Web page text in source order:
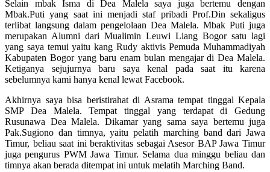
Selain mbak Isma di Dea Malela saya juga bertemu dengan
Mbak.Puti yang saat ini menjadi staf pribadi Prof.Din sekaligus
terlibat langsung dalam pengelolaan Dea Malela. Mbak Puti juga
merupakan Alumni dari Mualimin Leuwi Liang Bogor satu lagi
yang saya temui yaitu kang Rudy aktivis Pemuda Muhammadiyah
Kabupaten Bogor yang baru enam bulan mengajar di Dea Malela.
Ketiganya sejujurnya baru saya kenal pada saat itu karena
sebelumnya kami hanya kenal lewat Facebook.
Akhirnya saya bisa beristirahat di Asrama tempat tinggal Kepala
SMP Dea Malela. Tempat tinggal yang terdapat di Gedung
Rusunawa Dea Malela. Dikamar yang sama saya bertemu juga
Pak.Sugiono dan timnya, yaitu pelatih marching band dari Jawa
Timur, beliau saat ini beraktivitas sebagai Asesor BAP Jawa Timur
juga pengurus PWM Jawa Timur. Selama dua minggu beliau dan
timnya akan berada ditempat ini untuk melatih Marching Band.